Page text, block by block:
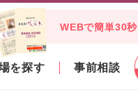
WEBで簡単30秒
を探す 事前相談